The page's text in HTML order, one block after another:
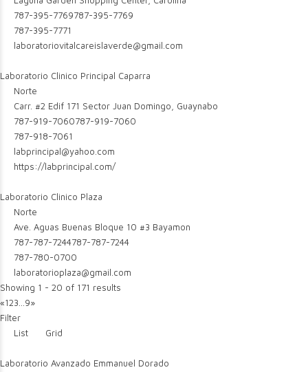
787-395-7769787-395-7769
787-395-7771
laboratoriovitalcareislaverde@gmail.com
Laboratorio Clinico Principal Caparra
Norte
Carr. #2 Edif 171 Sector Juan Domingo, Guaynabo
787-919-7060787-919-7060
787-918-7061
labprincipal@yahoo.com
https://labprincipal.com/
Laboratorio Clinico Plaza
Norte
Ave. Aguas Buenas Bloque 10 #3 Bayamon
787-787-7244787-787-7244
787-780-0700
laboratorioplaza@gmail.com
Showing 1 - 20 of 171 results
«123 9»
Filter
List
Grid
Laboratorio Avanzado Emmanuel Dorado